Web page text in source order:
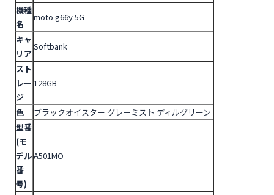
機種
名
moto g66y 5G
キャ
リア
Softbank
スト
レー
ジ
128GB
色
ブラックオイスター グレーミスト ディルグリーン
型番
(モ
デル
番
号)
A501MO